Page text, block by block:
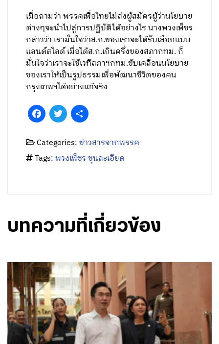
เมื่อถามว่า พรรคเพื่อไทยไม่ส่งผู้สมัครผู้ว่านโยบาย
ต่างๆจะนำไปสู่การปฏิบัติได้อย่างไร นางพวงเพ็ชร
กล่าวว่า เรามั่นใจว่าส.ก.ของเราจะได้รับเลือกแบบ
แลนด์สไลด์ เมื่อได้ส.ก.เกินครึ่งของสภากทม. ก็
มั่นใจว่าเราจะใช้เวทีสภาฯกทม.ขับเคลื่อนนโยบาย
ของเราให้เป็นรูปธรรมเพื่อพัฒนาชีวิตของคน
กรุงเทพฯได้อย่างแท้จริง
FacebookTwitter
Categories:ข่าวสารจากพรรค
Tags:พวงเพ็ชร ชุนละเอียด
บทความที่เกี่ยวข้อง